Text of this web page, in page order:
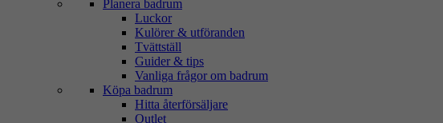
Planera badrum
Luckor
Kulörer & utföranden
Tvättställ
Guider & tips
Vanliga frågor om badrum
Köpa badrum
Hitta återförsäljare
Outlet